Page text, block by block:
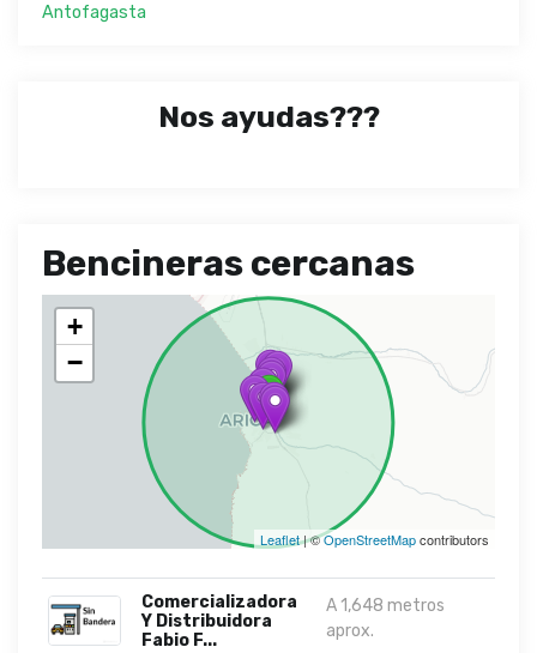
Antofagasta
Nos ayudas???
Bencineras cercanas
+
−
Leaflet| ©OpenStreetMapcontributors
Comercializadora
Y Distribuidora
Fabio F...
A 1,648 metros
aprox.